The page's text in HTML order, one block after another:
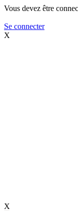
Vous devez être
Se connecter
X
X